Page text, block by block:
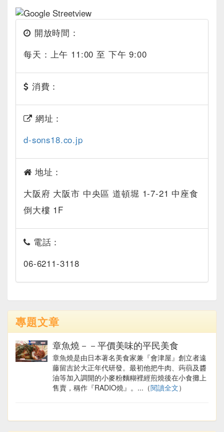
開放時間：
每天：上午 11:00 至 下午 9:00
消費：
網址：
d-sons18.co.jp
地址：
大阪府 大阪市 中央區 道頓堀 1-7-21 中座食
倒大樓 1F
電話：
06-6211-3118
專題文章
章魚燒－－平價美味的平民美食
章魚燒是由日本著名美食家兼『會津屋』創立者遠
藤留吉於大正年代研發。最初他把牛肉、蒟蒻及醬
油等加入調開的小麥粉麵糊裡經煎燒後在小食攤上
售賣，稱作『RADIO燒』。...（閱讀全文）